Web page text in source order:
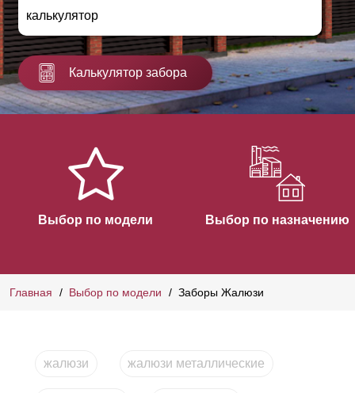
калькулятор
Калькулятор забора
Выбор по модели Выбор по назначению
Главная Выбор по модели Заборы Жалюзи
жалюзи жалюзи металлические